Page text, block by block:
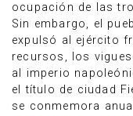
ocupación de las
Sin embargo, el
expulsó al ejército
recursos, los
al imperio
el título de ciudad
se conmemora